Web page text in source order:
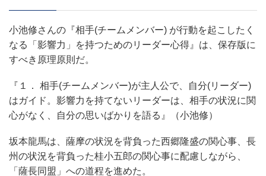
小池修さんの『相手(チームメンバー) が行動を起こしたく
なる「影響力」を持つためのリーダー心得』は、保存版に
すべき原理原則だ。
『１． 相手(チームメンバー)が主人公で、自分(リーダー)
はガイド。影響力を持てないリーダーは、相手の状況に関
心がなく、自分の思いばかりを語る』（小池修）
坂本龍馬は、薩摩の状況を背負った西郷隆盛の関心事、長
州の状況を背負った桂小五郎の関心事に配慮しながら、
「薩長同盟」への道程を進めた。